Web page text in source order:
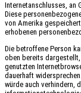
Internetanschlusses, an
Diese
von Amerika
erhobenen
Die betroffene Person
oben bereits
genutzten
dauerhaft
würde auch verhindern,